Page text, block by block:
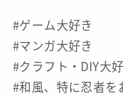
#ゲーム大好き
#マンガ大好き
#クラフト・DIY大
#和風、特に忍者を